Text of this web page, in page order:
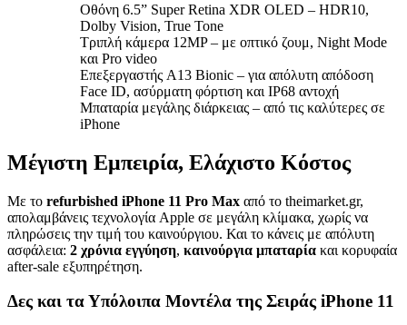
Οθόνη 6.5” Super Retina XDR OLED – HDR10,
Dolby Vision, True Tone
Τριπλή κάμερα 12MP – με οπτικό ζουμ, Night Mode
και Pro video
Επεξεργαστής A13 Bionic – για απόλυτη απόδοση
Face ID, ασύρματη φόρτιση και IP68 αντοχή
Μπαταρία μεγάλης διάρκειας – από τις καλύτερες σε
iPhone
Μέγιστη Εμπειρία, Ελάχιστο Κόστος
Με το refurbished iPhone 11 Pro Max από το theimarket.gr,
απολαμβάνεις τεχνολογία Apple σε μεγάλη κλίμακα, χωρίς να
πληρώσεις την τιμή του καινούργιου. Και το κάνεις με απόλυτη
ασφάλεια: 2 χρόνια εγγύηση, καινούργια μπαταρία και κορυφαία
after-sale εξυπηρέτηση.
Δες και τα Υπόλοιπα Μοντέλα της Σειράς iPhone 11